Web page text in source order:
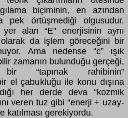
biçiminin, en azından
pek örtüşmediği olgusudur.
alan “E” enerjisinin aynı
da işlem göreceğini bir
Ama nedense “c” ışık
zamanın bulunduğu gerçeği,
“tapınak rahibinin”
el çabukluğu ile konu dışına
her derde deva “kozmik
veren tuz gibi “enerji + uzay-
katılması gerekiyordu.